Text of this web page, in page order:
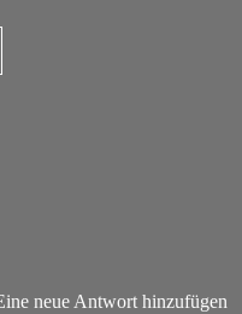
neue Antwort hinzufügen